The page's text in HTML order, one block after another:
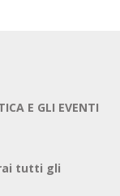
E GLI EVENTI
tutti gli